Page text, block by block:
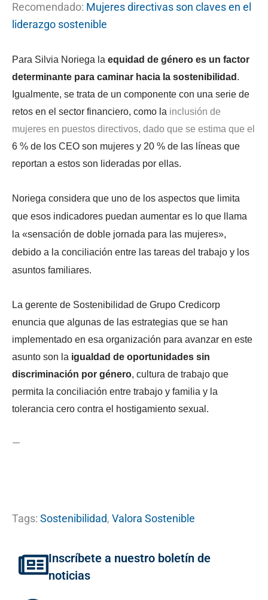
Recomendado: Mujeres directivas son claves en el
liderazgo sostenible
Para Silvia Noriega la equidad de género es un factor
determinante para caminar hacia la sostenibilidad .
Igualmente, se trata de un componente con una serie de
retos en el sector financiero, como la inclusión de
mujeres en puestos directivos, dado que se estima que el
6 % de los CEO son mujeres y 20 % de las líneas que
reportan a estos son lideradas por ellas.
Noriega considera que uno de los aspectos que limita
que esos indicadores puedan aumentar es lo que llama
la «sensación de doble jornada para las mujeres»,
debido a la conciliación entre las tareas del trabajo y los
asuntos familiares.
La gerente de Sostenibilidad de Grupo Credicorp
enuncia que algunas de las estrategias que se han
implementado en esa organización para avanzar en este
asunto son la igualdad de oportunidades sin
discriminación por género, cultura de trabajo que
permita la conciliación entre trabajo y familia y la
tolerancia cero contra el hostigamiento sexual.
—
Tags: Sostenibilidad, Valora Sostenible
Inscríbete a nuestro boletín de
noticias